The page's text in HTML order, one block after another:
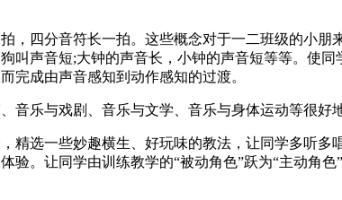
，四分音符长一拍。这些概念对于一二班级的小
叫声音短;大钟的声音长，小钟的声音短等等。使
完成由声音感知到动作感知的过渡。
音乐与戏剧、音乐与文学、音乐与身体运动等很好
精选一些妙趣横生、好玩味的教法，让同学多听
。让同学由训练教学的“被动角色”跃为“主动角色